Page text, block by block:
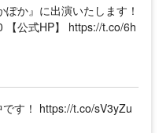
か』に出演いたします！
公式HP】 https://t.co/6h
す！ https://t.co/sV3yZu